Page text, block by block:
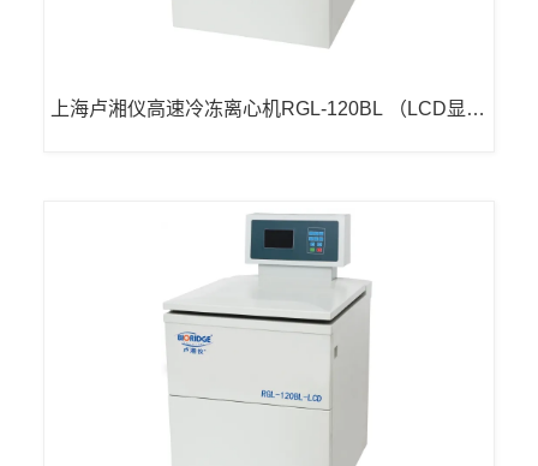
上海卢湘仪高速冷冻离心机RGL-120BL （LCD显